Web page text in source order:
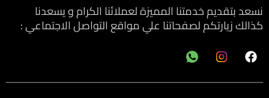
نسعد بتقديم خدمتنا المميزة لعملائنا الكرام و يسعدنا
كذالك زيارتكم لصفحاتنا علي مواقع التواصل الاجتماعي :
F
a
e